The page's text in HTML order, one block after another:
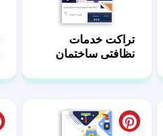
تراکت خدمات
نظافتی ساختمان